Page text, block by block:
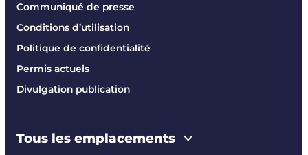
Communiqué de presse
Conditions d’utilisation
Politique de confidentialité
Permis actuels
Divulgation publication
Tous les emplacements